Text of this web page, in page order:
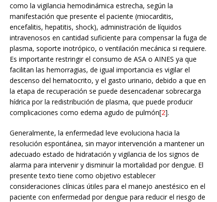
como la vigilancia hemodinámica estrecha, según la
manifestación que presente el paciente (miocarditis,
encefalitis, hepatitis, shock), administración de líquidos
intravenosos en cantidad suficiente para compensar la fuga de
plasma, soporte inotrópico, o ventilación mecánica si requiere.
Es importante restringir el consumo de ASA o AINES ya que
facilitan las hemorragias, de igual importancia es vigilar el
descenso del hematocrito, y el gasto urinario, debido a que en
la etapa de recuperación se puede desencadenar sobrecarga
hídrica por la redistribución de plasma, que puede producir
complicaciones como edema agudo de pulmón[2].
Generalmente, la enfermedad leve evoluciona hacia la
resolución espontánea, sin mayor intervención a mantener un
adecuado estado de hidratación y vigilancia de los signos de
alarma para intervenir y disminuir la mortalidad por dengue. El
presente texto tiene como objetivo establecer
consideraciones clínicas útiles para el manejo anestésico en el
paciente con enfermedad por dengue para reducir el riesgo de